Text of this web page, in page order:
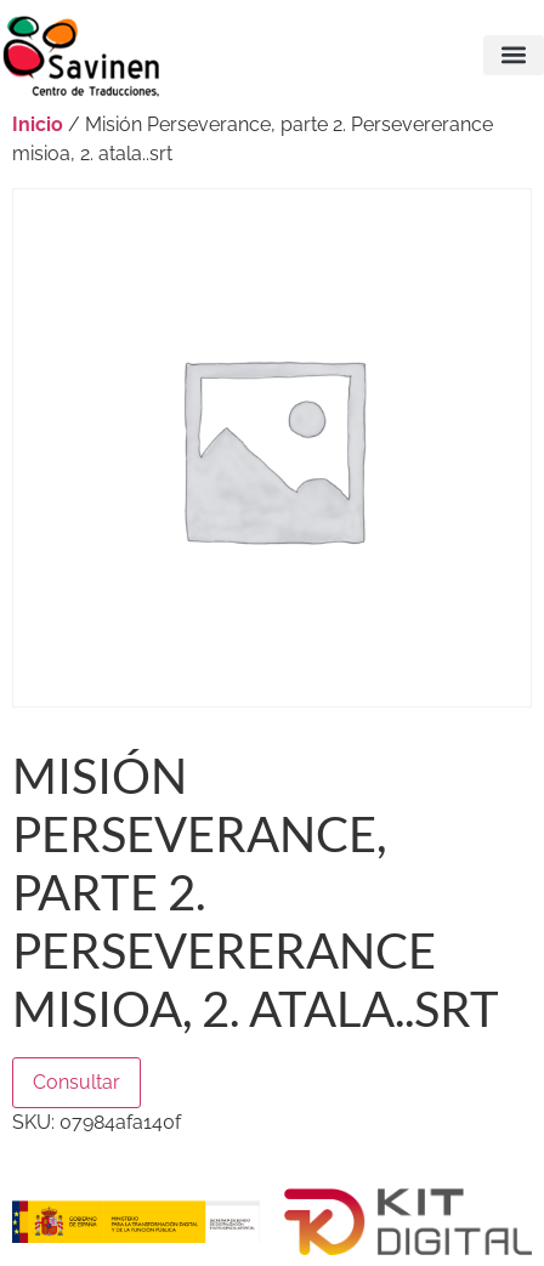
Inicio / Misión Perseverance, parte 2. Persevererance
misioa, 2. atala..srt
MISIÓN
PERSEVERANCE,
PARTE 2.
PERSEVERERANCE
MISIOA, 2. ATALA..SRT
Consultar
SKU: 07984afa140f